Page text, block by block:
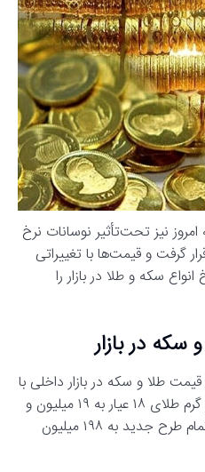
امروز نیز تحت‌تأثیر نوسانات نرخ
گرفت و قیمت‌ها با تغییراتی
سکه و طلا در بازار را
سکه در بازار
قیمت طلا و سکه در بازار داخلی با
افزایش همراه شد؛ به‌طوری‌که هر گرم طلای ۱۸ عیار به ۱۹ میلیون و
۷۰۰ هزار تومان و هر قطعه سکه تمام طرح جدید به ۱۹۸ میلیون